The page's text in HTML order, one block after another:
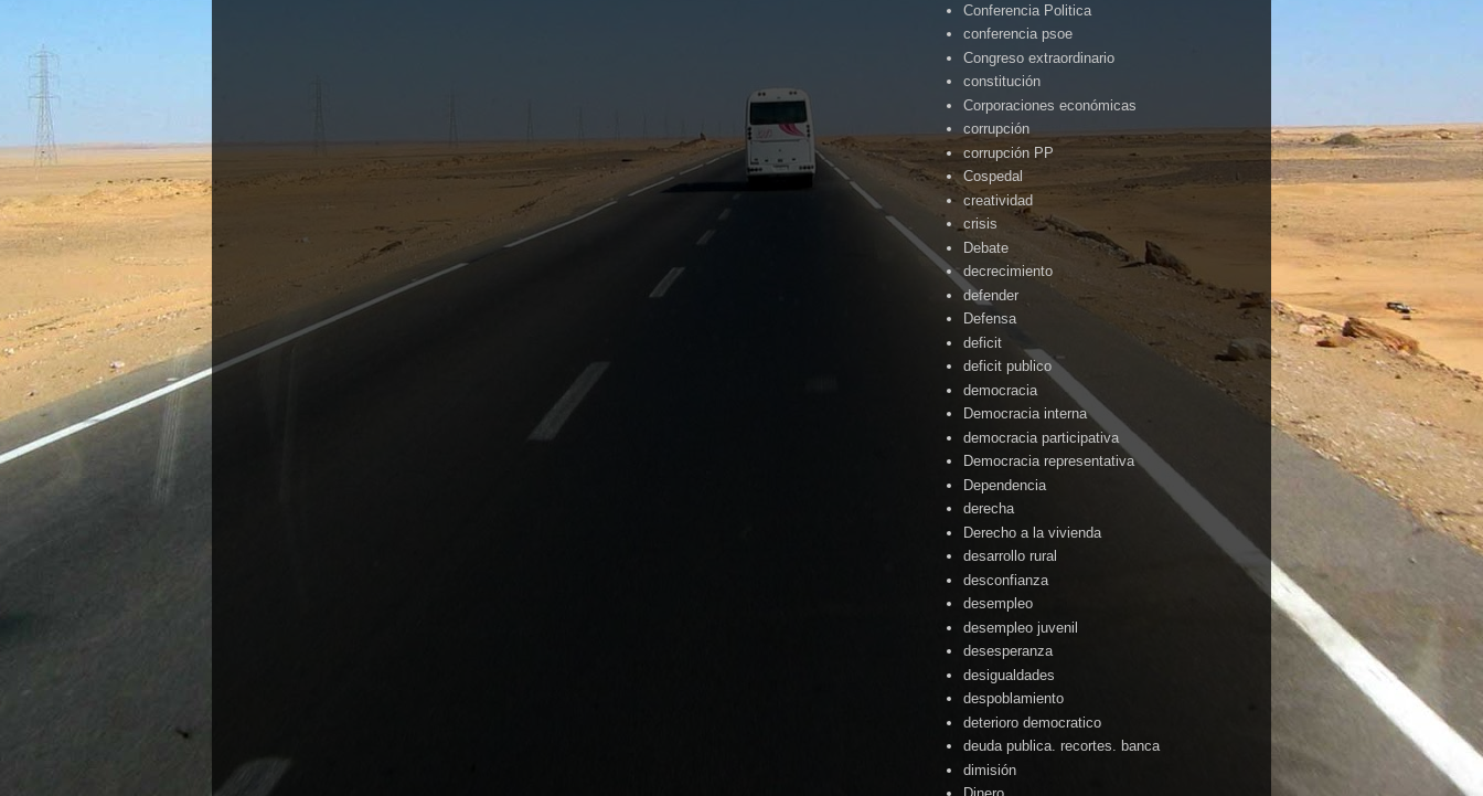
Conferencia Politica
conferencia psoe
Congreso extraordinario
constitución
Corporaciones económicas
corrupción
corrupción PP
Cospedal
creatividad
crisis
Debate
decrecimiento
defender
Defensa
deficit
deficit publico
democracia
Democracia interna
democracia participativa
Democracia representativa
Dependencia
derecha
Derecho a la vivienda
desarrollo rural
desconfianza
desempleo
desempleo juvenil
desesperanza
desigualdades
despoblamiento
deterioro democratico
deuda publica. recortes. banca
dimisión